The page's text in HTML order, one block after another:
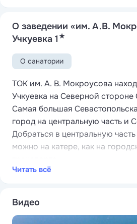
О заведении «им. А.В.
Учкуевка 1★
О санатории
ТОК им. А. В. Мокроусова
Учкуевка на Северной стороне
Самая большая
город на центральную часть и
Добраться в центральную
можно на катере, как на
морской свежестью и
лавандовых полей и хвойных
Читать всё
Видео